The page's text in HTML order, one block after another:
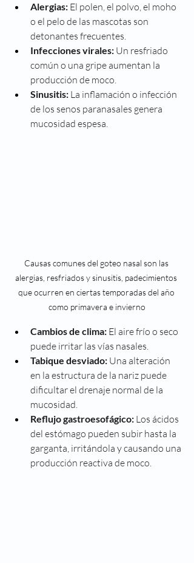
Alergias: El polen, el polvo, el moho
o el pelo de las mascotas son
detonantes frecuentes.
Infecciones virales: Un resfriado
común o una gripe aumentan la
producción de moco.
Sinusitis: La inflamación o infección
de los senos paranasales genera
mucosidad espesa.
Causas comunes del goteo nasal son las
alergias, resfriados y sinusitis, padecimientos
que ocurren en ciertas temporadas del año
como primavera e invierno
Cambios de clima: El aire frío o seco
puede irritar las vías nasales.
Tabique desviado: Una alteración
en la estructura de la nariz puede
dificultar el drenaje normal de la
mucosidad.
Reflujo gastroesofágico: Los ácidos
del estómago pueden subir hasta la
garganta, irritándola y causando una
producción reactiva de moco.